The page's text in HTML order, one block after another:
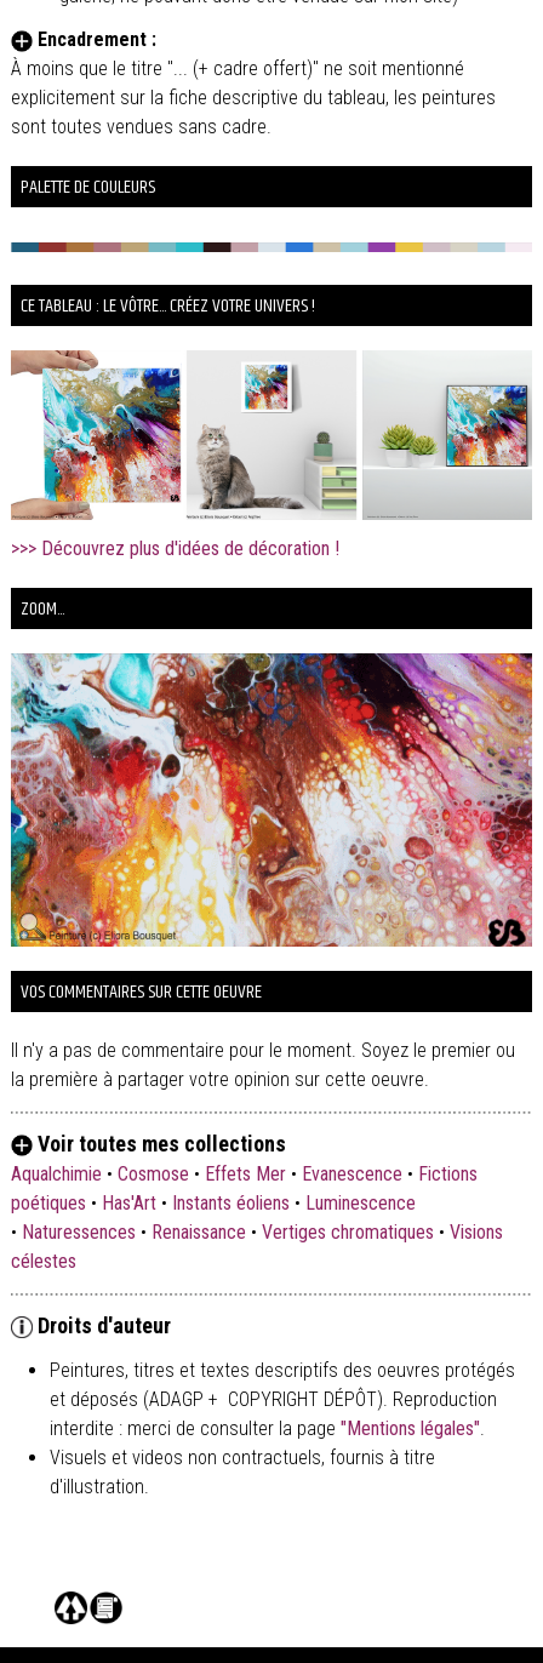
Encadrement :
À moins que le titre "... (+ cadre offert)" ne soit mentionné
explicitement sur la fiche descriptive du tableau, les peintures
sont toutes vendues sans cadre.
PALETTE DE COULEURS
CE TABLEAU : LE VÔTRE... CRÉEZ VOTRE UNIVERS !
>>> Découvrez plus d'idées de décoration !
ZOOM...
VOS COMMENTAIRES SUR CETTE OEUVRE
Il n'y a pas de commentaire pour le moment. Soyez le premier ou
la première à partager votre opinion sur cette oeuvre.
Voir toutes mes collections
Aqualchimie • Cosmose • Effets Mer• Evanescence • Fictions
poétiques • Has'Art• Instants éoliens • Luminescence
• Naturessences • Renaissance • Vertiges chromatiques • Visions
célestes
Droits d'auteur
Peintures, titres et textes descriptifs des oeuvres protégés
et déposés (ADAGP + COPYRIGHT DÉPÔT). Reproduction
interdite : merci de consulter la page "Mentions légales"
Visuels et videos non contractuels, fournis à titre
d'illustration.